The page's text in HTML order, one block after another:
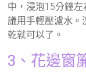
中，浸泡15分鐘
議用手輕壓濾水。
乾就可以了。
3、花邊窗